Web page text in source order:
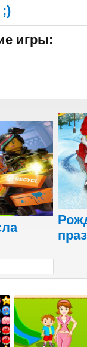
игры: